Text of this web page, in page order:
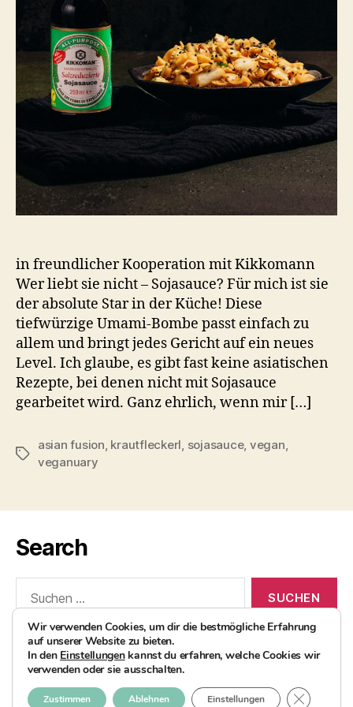
in freundlicher Kooperation mit Kikkomann
Wer liebt sie nicht – Sojasauce? Für mich ist sie
der absolute Star in der Küche! Diese
tiefwürzige Umami-Bombe passt einfach zu
allem und bringt jedes Gericht auf ein neues
Level. Ich glaube, es gibt fast keine asiatischen
Rezepte, bei denen nicht mit Sojasauce
gearbeitet wird. Ganz ehrlich, wenn mir […]
Schlagwörter
asian fusion, krautfleckerl, sojasauce, vegan,
veganuary
Search
nach:
© 2026AvocadoBanane Foodblog
Wir verwenden Cookies, um dir die bestmögliche Erfahrung
auf unserer Website zu bieten.
In den Einstellungenkannst du erfahren, welche Cookies wir
verwenden oder sie ausschalten.
Zustimmen Ablehnen Einstellungen GDPR